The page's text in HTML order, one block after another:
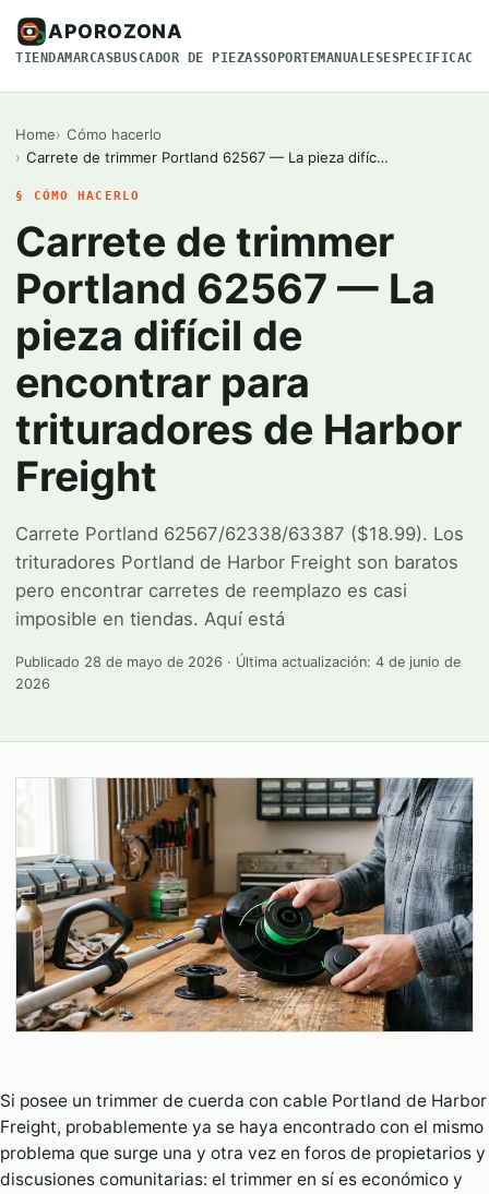
APOROZONA
TIENDAMARCASBUSCADOR DE PIEZASSOPORTEMANUALES
Home
Cómo hacerlo
Carrete de trimmer Portland 62567 — La pieza difíc…
§ CÓMO HACERLO
Carrete de trimmer
Portland 62567 — La
pieza difícil de
encontrar para
trituradores de Harbor
Freight
Carrete Portland 62567/62338/63387 ($18.99). Los
trituradores Portland de Harbor Freight son baratos
pero encontrar carretes de reemplazo es casi
imposible en tiendas. Aquí está
Publicado 28 de mayo de 2026 · Última actualización:4 de junio de
2026
Si posee un trimmer de cuerda con cable Portland de Harbor
Freight, probablemente ya se haya encontrado con el mismo
problema que surge una y otra vez en foros de propietarios y
discusiones comunitarias: el trimmer en sí es económico y